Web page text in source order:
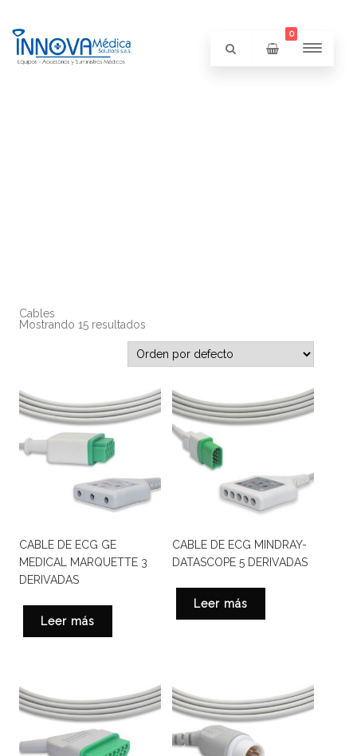
0
Cables
Mostrando 15 resultados
CABLE DE ECG GE
MEDICAL MARQUETTE 3
DERIVADAS
Leer más
CABLE DE ECG MINDRAY-
DATASCOPE 5 DERIVADAS
Leer más